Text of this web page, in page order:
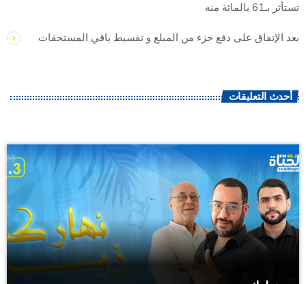
تستأثر بـ61 بالمائة منه
بعد الإتفاق على دفع جزء من المبلغ و تقسيط باقي المستحقات
أحدث التعليقات